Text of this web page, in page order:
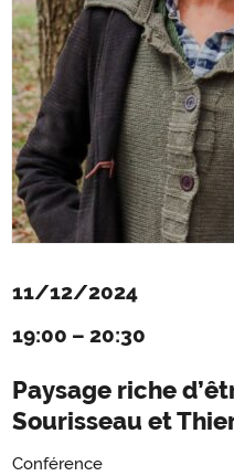
11/12/2024
19:00 – 20:30
Paysage riche
Sourisseau et
Conférence